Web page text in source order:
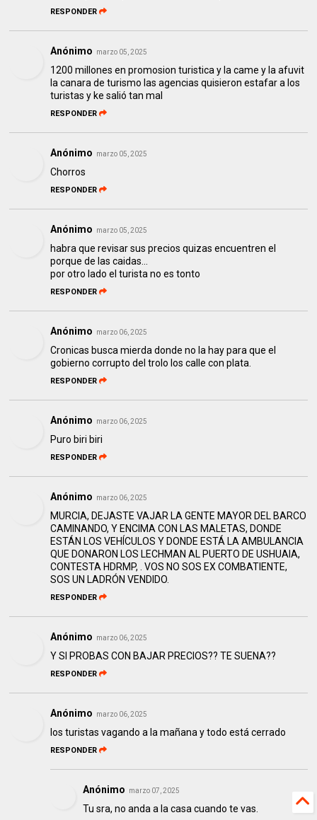
RESPONDER
Anónimo marzo 05, 2025
1200 millones en promosion turistica y la came y la afuvit
la canara de turismo las agencias quisieron estafar a los
turistas y ke salió tan mal
RESPONDER
Anónimo marzo 05, 2025
Chorros
RESPONDER
Anónimo marzo 05, 2025
habra que revisar sus precios quizas encuentren el
porque de las caidas...
por otro lado el turista no es tonto
RESPONDER
Anónimo marzo 06, 2025
Cronicas busca mierda donde no la hay para que el
gobierno corrupto del trolo los calle con plata.
RESPONDER
Anónimo marzo 06, 2025
Puro biri biri
RESPONDER
Anónimo marzo 06, 2025
MURCIA, DEJASTE VAJAR LA GENTE MAYOR DEL BARCO
CAMINANDO, Y ENCIMA CON LAS MALETAS, DONDE
ESTÁN LOS VEHÍCULOS Y DONDE ESTÁ LA AMBULANCIA
QUE DONARON LOS LECHMAN AL PUERTO DE USHUAIA,
CONTESTA HDRMP, . VOS NO SOS EX COMBATIENTE,
SOS UN LADRÓN VENDIDO.
RESPONDER
Anónimo marzo 06, 2025
Y SI PROBAS CON BAJAR PRECIOS?? TE SUENA??
RESPONDER
Anónimo marzo 06, 2025
los turistas vagando a la mañana y todo está cerrado
RESPONDER
Anónimo marzo 07, 2025
Tu sra, no anda a la casa cuando te vas.